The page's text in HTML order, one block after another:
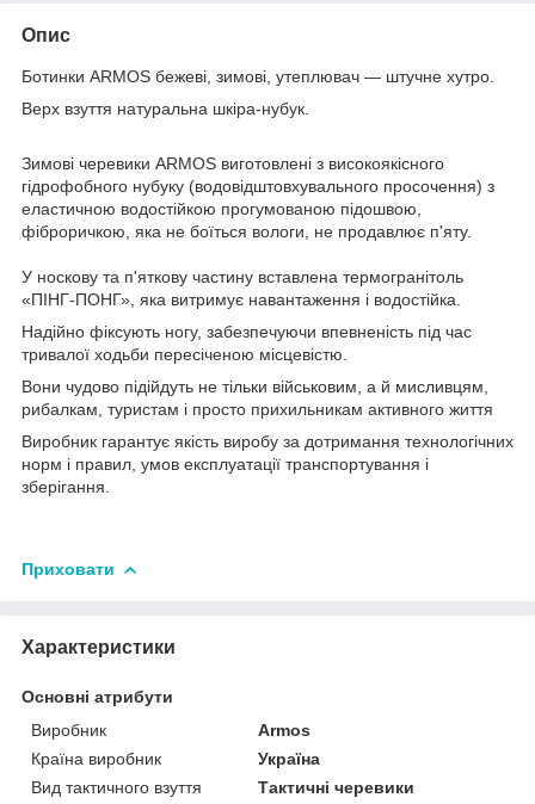
Опис
Ботинки ARMOS бежеві, зимові, утеплювач — штучне хутро.
Верх взуття натуральна шкіра-нубук.
Зимові черевики ARMOS виготовлені з високоякісного
гідрофобного нубуку (водовідштовхувального просочення) з
еластичною водостійкою прогумованою підошвою,
фіброричкою, яка не боїться вологи, не продавлює п'яту.
У носкову та п'яткову частину вставлена термогранітоль
«ПІНГ-ПОНГ», яка витримує навантаження і водостійка.
Надійно фіксують ногу, забезпечуючи впевненість під час
тривалої ходьби пересіченою місцевістю.
Вони чудово підійдуть не тільки військовим, а й мисливцям,
рибалкам, туристам і просто прихильникам активного життя
Виробник гарантує якість виробу за дотримання технологічних
норм і правил, умов експлуатації транспортування і
зберігання.
Приховати
Характеристики
Основні атрибути
Виробник
Armos
Країна виробник
Україна
Вид тактичного взуття
Тактичні черевики